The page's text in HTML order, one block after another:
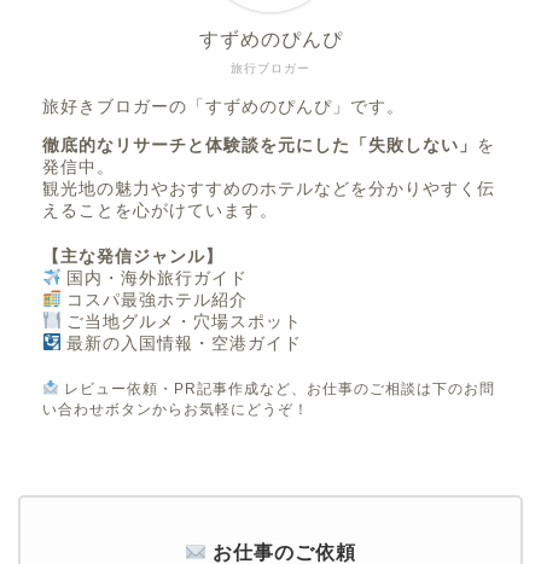
旅行ブロガー
すずめのぴんぴ
旅好きブロガーの「すずめのぴんぴ」です。
徹底的なリサーチと体験談を元にした「失敗しない」 を
発信中。
観光地の魅力やおすすめのホテルなどを分かりやすく伝
えることを心がけています。
【主な発信ジャンル】
国内・海外旅行ガイド
コスパ最強ホテル紹介
ご当地グルメ・穴場スポット
最新の入国情報・空港ガイド
レビュー依頼・PR記事作成など、お仕事のご相談は下のお問
い合わせボタンからお気軽にどうぞ！
お仕事のご依頼